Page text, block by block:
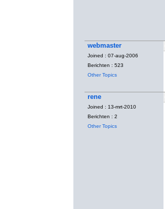
webmaster
Joined : 07-aug-2006
Berichten : 523
Other Topics
rene
Joined : 13-mrt-2010
Berichten : 2
Other Topics